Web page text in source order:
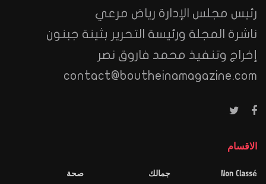
رئيس مجلس الإدارة رياض مرعي
ناشرة المجلة ورئيسة التحرير بثينة جبنون
إخراج وتنفيذ محمد فاروق نصر
contact@boutheinamagazine.com
الاقسام
Non Classé
جمالك
صحة